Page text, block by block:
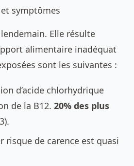
symptômes
Elle résulte
alimentaire inadéquat
sont les suivantes :
d’acide chlorhydrique
de la B12. 20% des plus
risque de carence est quasi